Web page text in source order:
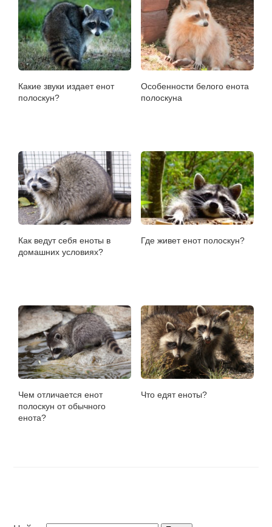
Какие звуки издает енот
полоскун?
Особенности белого енота
полоскуна
Как ведут себя еноты в
домашних условиях?
Где живет енот полоскун?
Чем отличается енот
полоскун от обычного
енота?
Что едят еноты?